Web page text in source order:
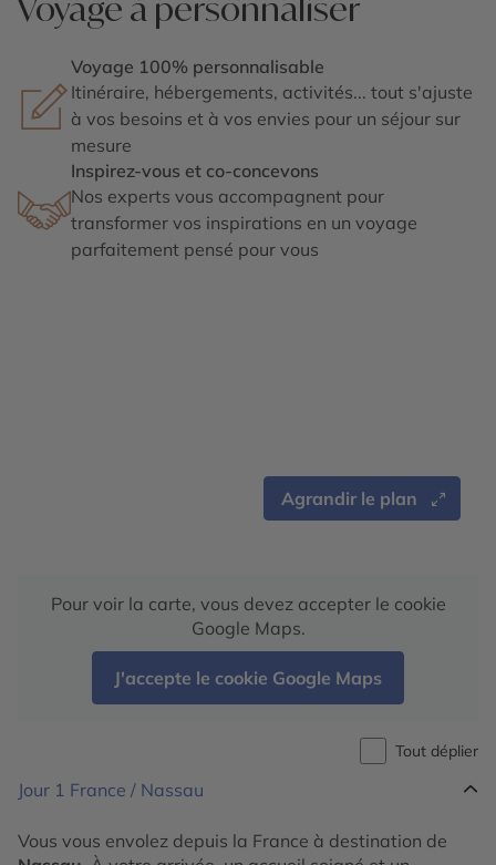
Voyage à personnaliser
Voyage 100% personnalisable
Itinéraire, hébergements, activités... tout s'ajuste
à vos besoins et à vos envies pour un séjour sur
mesure
Inspirez-vous et co-concevons
Nos experts vous accompagnent pour
transformer vos inspirations en un voyage
parfaitement pensé pour vous
Agrandir le plan
Pour voir la carte, vous devez accepter le cookie
Google Maps.
J'accepte le cookie Google Maps
Tout déplier
Jour 1 France / Nassau
Vous vous envolez depuis la France à destination de